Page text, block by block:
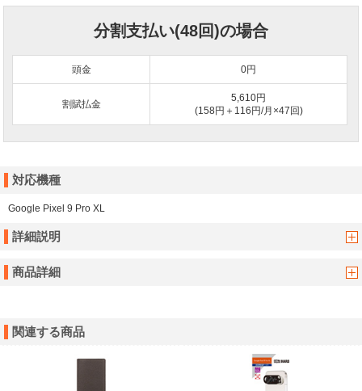
分割支払い(48回)の場合
頭金 0円
割賦払金
5,610円
(158円＋116円/月×47回)
対応機種
Google Pixel 9 Pro XL
詳細説明
商品詳細
関連する商品